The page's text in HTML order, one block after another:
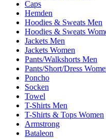
Caps
Hemden
Hoodies & Sweats Men
Hoodies & Sweats
Jackets Men
Jackets Women
Pants/Walkshorts Men
Pants/Short/Dress
Poncho
Socken
Towel
T-Shirts Men
T-Shirts & Tops Women
Armstrong
Bataleon